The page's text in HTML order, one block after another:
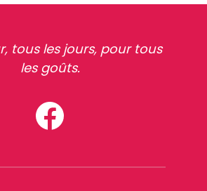
tous les jours, pour tous
les goûts.